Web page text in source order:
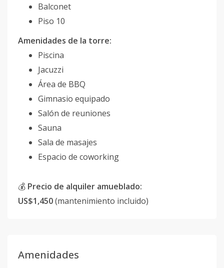
Balconet
Piso 10
Amenidades de la torre:
Piscina
Jacuzzi
Área de BBQ
Gimnasio equipado
Salón de reuniones
Sauna
Sala de masajes
Espacio de coworking
💰 Precio de alquiler amueblado:
US$1,450(mantenimiento incluido)
Amenidades